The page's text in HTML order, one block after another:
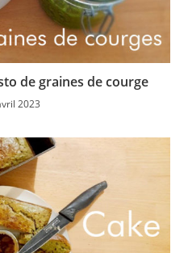
de graines de courge
2023